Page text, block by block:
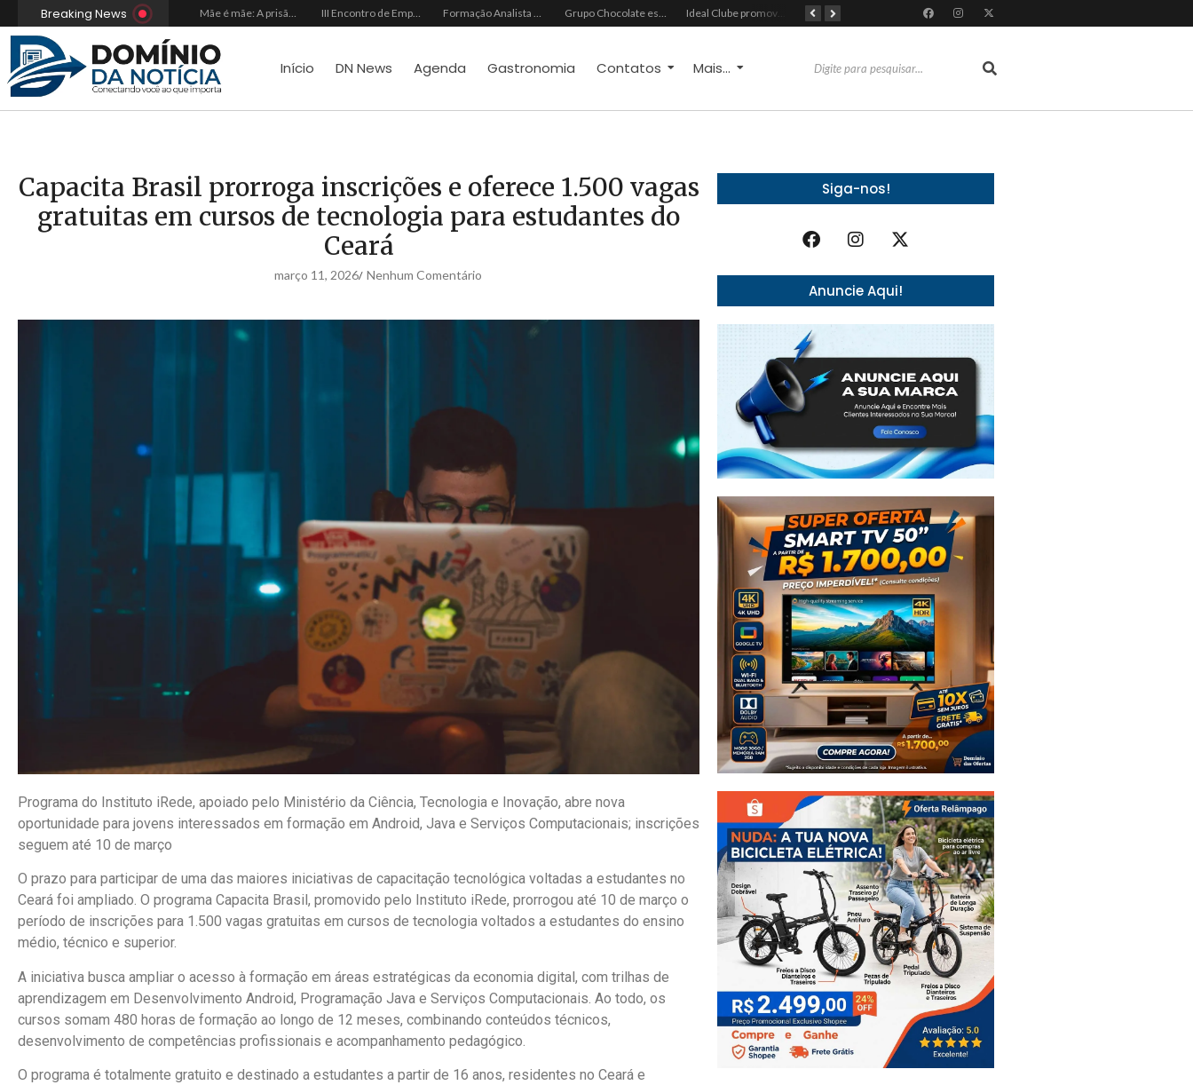
Breaking News
Do sucesso nas redes sociais à revelação no cenário musical, Beniicio Abraão lança “Me Perdeu” Mãe é mãe: A prisão dos inocentes III Encontro de Empreendedorismo Socioambiental e Negócios de Impacto abre inscrições gratuitas para edição 2026 Formação Analista Hextríade apresenta metodologia de diagnóstico comportamental para transformar a gestão de pessoas Grupo Chocolate estreia na Europa com primeira turnê internacional Ideal Clube promove programação especial para celebrar o Dia dos Pais com música, gastronomia e lazer para toda a família
Início DN News Agenda Gastronomia Contatos Mais...
Capacita Brasil prorroga inscrições e oferece 1.500 vagas
gratuitas em cursos de tecnologia para estudantes do
Ceará
março 11, 2026/ Nenhum Comentário
Programa do Instituto iRede, apoiado pelo Ministério da Ciência, Tecnologia e Inovação, abre nova
oportunidade para jovens interessados em formação em Android, Java e Serviços Computacionais; inscrições
seguem até 10 de março
O prazo para participar de uma das maiores iniciativas de capacitação tecnológica voltadas a estudantes no
Ceará foi ampliado. O programa Capacita Brasil, promovido pelo Instituto iRede, prorrogou até 10 de março o
período de inscrições para 1.500 vagas gratuitas em cursos de tecnologia voltados a estudantes do ensino
médio, técnico e superior.
A iniciativa busca ampliar o acesso à formação em áreas estratégicas da economia digital, com trilhas de
aprendizagem em Desenvolvimento Android, Programação Java e Serviços Computacionais. Ao todo, os
cursos somam 480 horas de formação ao longo de 12 meses, combinando conteúdos técnicos,
desenvolvimento de competências profissionais e acompanhamento pedagógico.
O programa é totalmente gratuito e destinado a estudantes a partir de 16 anos, residentes no Ceará e
Siga-nos!
Anuncie Aqui!